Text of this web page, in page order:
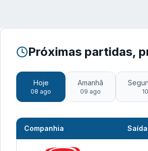
Próximas partidas,
Hoje
08 ago
Amanhã
09 ago
Companhia